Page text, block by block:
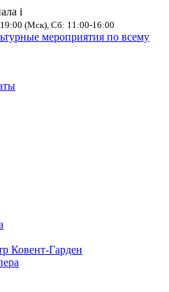
i
(Мск), Сб: 11:00-16:00
мероприятия по всему
Ковент-Гарден